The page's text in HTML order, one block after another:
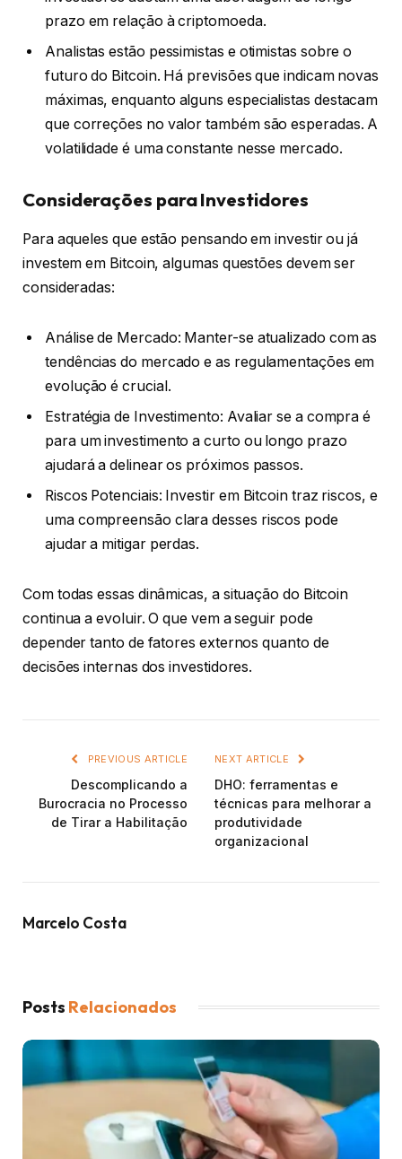
prazo em relação à criptomoeda.
Analistas estão pessimistas e otimistas sobre o
futuro do Bitcoin. Há previsões que indicam novas
máximas, enquanto alguns especialistas destacam
que correções no valor também são esperadas. A
volatilidade é uma constante nesse mercado.
Considerações para Investidores
Para aqueles que estão pensando em investir ou já
investem em Bitcoin, algumas questões devem ser
consideradas:
Análise de Mercado: Manter-se atualizado com as
tendências do mercado e as regulamentações em
evolução é crucial.
Estratégia de Investimento: Avaliar se a compra é
para um investimento a curto ou longo prazo
ajudará a delinear os próximos passos.
Riscos Potenciais: Investir em Bitcoin traz riscos, e
uma compreensão clara desses riscos pode
ajudar a mitigar perdas.
Com todas essas dinâmicas, a situação do Bitcoin
continua a evoluir. O que vem a seguir pode
depender tanto de fatores externos quanto de
decisões internas dos investidores.
PREVIOUS ARTICLE
Descomplicando a
Burocracia no Processo
de Tirar a Habilitação
NEXT ARTICLE
DHO: ferramentas e
técnicas para melhorar a
produtividade
organizacional
Marcelo Costa
Posts Relacionados